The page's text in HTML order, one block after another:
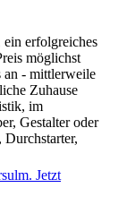
erfolgreiches
möglichst
an - mittlerweile
Zuhause
im
Gestalter oder
Durchstarter,